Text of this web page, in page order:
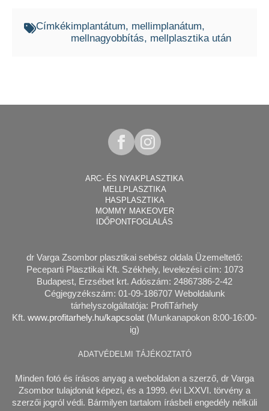
Címkékimplantátum
mellimplanátum
mellnagyobbítás
mellplasztika után
ARC- ÉS NYAKPLASZTIKA
MELLPLASZTIKA
HASPLASZTIKA
MOMMY MAKEOVER
IDŐPONTFOGLALÁS
dr Varga Zsombor plasztikai sebész oldala Üzemeltető:
Peceparti Plasztikai Kft. Székhely, levelezési cím: 1073
Budapest, Erzsébet krt. Adószám: 24867386-2-42
Cégjegyzékszám: 01-09-186707 Weboldalunk
tárhelyszolgáltatója: ProfiTárhely
Kft. www.profitarhely.hu/kapcsolat (Munkanapokon 8:00-16:00-
ig)
ADATVÉDELMI TÁJÉKOZTATÓ
Minden fotó és írásos anyag a weboldalon a szerző, dr Varga
Zsombor tulajdonát képezi, és a 1999. évi LXXVI. törvény a
szerzői jogról védi. Bármilyen tartalom írásbeli engedély nélküli